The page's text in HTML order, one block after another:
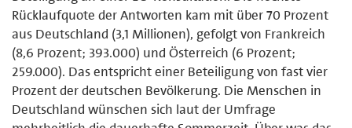
Rücklaufquote der Antworten kam mit über 70 Prozent
aus Deutschland (3,1 Millionen), gefolgt von Frankreich
(8,6 Prozent; 393.000) und Österreich (6 Prozent;
259.000). Das entspricht einer Beteiligung von fast vier
Prozent der deutschen Bevölkerung. Die Menschen in
Deutschland wünschen sich laut der Umfrage